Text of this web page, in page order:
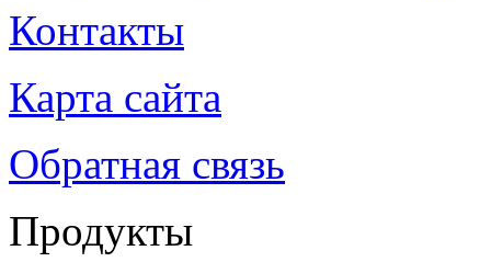
Контакты
Карта сайта
Обратная связь
Продукты